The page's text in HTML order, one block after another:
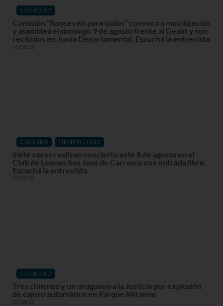
SOCIEDAD
Comisión “Roosevelt para todos” convoca a movilización
y asamblea el domingo 9 de agosto frente al Geant y son
recibidos en Junta Departamental. Escuchá la entrevista
05/08/26
CULTURA , TIEMPO LIBRE
Siete coros realizan concierto este 8 de agosto en el
Club de Leones San José de Carrasco con entrada libre.
Escuchá la entrevista
07/08/26
SOCIEDAD
Tres chilenos y un uruguayo a la Justicia por explosión
de cajero automático en Parque Miramar
07/08/26